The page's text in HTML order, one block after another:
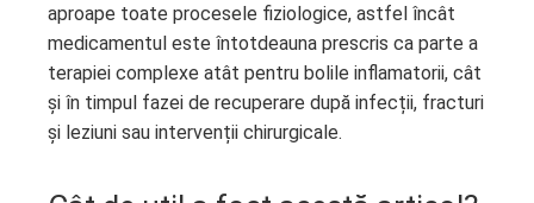
aproape toate procesele fiziologice, astfel încât
medicamentul este întotdeauna prescris ca parte a
terapiei complexe atât pentru bolile inflamatorii, cât
și în timpul fazei de recuperare după infecții, fracturi
și leziuni sau intervenții chirurgicale.